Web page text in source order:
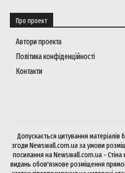
Про проект
Автори проекта
Політика конфіденційності
Контакти
Допускається цитування
згоди Newswall.com.ua за умови
посилання на Newswall.com.ua - Стіна
видань обов'язкове розміщення